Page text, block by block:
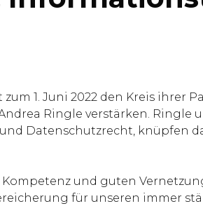
zum 1. Juni 2022 den Kreis
Ringle verstärken. Ringle
Datenschutzrecht, knüpfen
und guten
für unseren immer